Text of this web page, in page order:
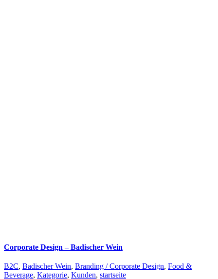
Corporate Design – Badischer Wein
B2C, Badischer Wein, Branding / Corporate Design, Food &
Beverage, Kategorie, Kunden, startseite